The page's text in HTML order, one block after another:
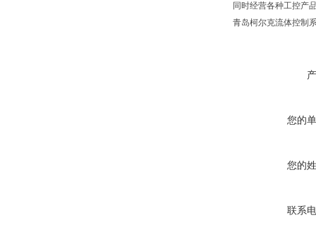
同时经营各种工控产
青岛柯尔克流体控制
您的
您的
联系